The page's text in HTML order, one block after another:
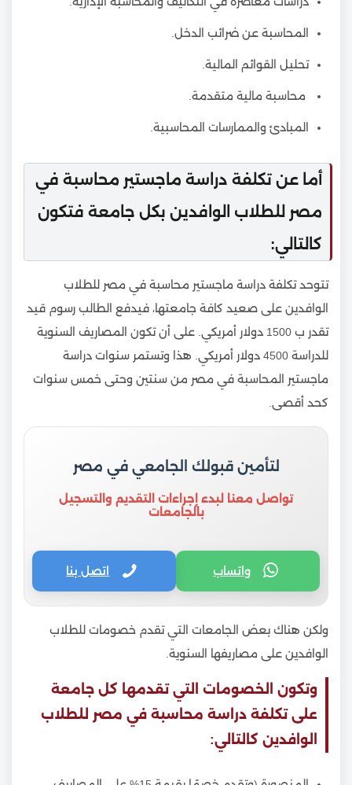
المحاسبة عن ضرائب الدخل.
تحليل القوائم المالية.
محاسبة مالية متقدمة.
المبادئ والممارسات المحاسبية.
أما عن تكلفة دراسة ماجستير محاسبة في
مصر للطلاب الوافدين بكل جامعة فتكون
كالتالي:
تتوحد تكلفة دراسة ماجستير محاسبة في مصر للطلاب
الوافدين على صعيد كافة جامعتها، فيدفع الطالب رسوم قيد
تقدر ب 1500 دولار أمريكي. على أن تكون المصاريف السنوية
للدراسة 4500 دولار أمريكي. هذا وتستمر سنوات دراسة
ماجستير المحاسبة في مصر من سنتين وحتى خمس سنوات
كحد أقصى.
لتأمين قبولك الجامعي في مصر
تواصل معنا لبدء إجراءات التقديم والتسجيل
بالجامعات
واتساب اتصل بنا
ولكن هناك بعض الجامعات التي تقدم خصومات للطلاب
الوافدين على مصاريفها السنوية.
وتكون الخصومات التي تقدمها كل جامعة
على تكلفة دراسة محاسبة في مصر للطلاب
الوافدين كالتالي: